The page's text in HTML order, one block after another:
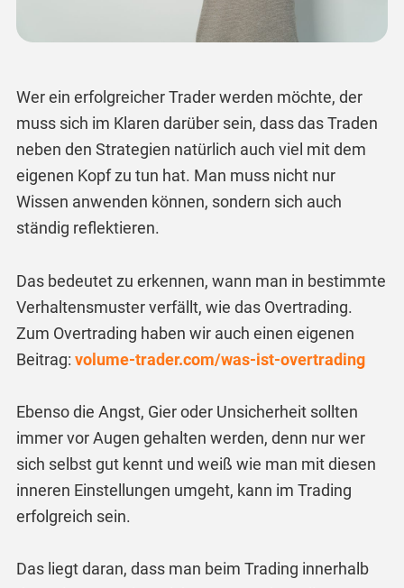
Wer ein erfolgreicher Trader werden möchte, der
muss sich im Klaren darüber sein, dass das Traden
neben den Strategien natürlich auch viel mit dem
eigenen Kopf zu tun hat. Man muss nicht nur
Wissen anwenden können, sondern sich auch
ständig reflektieren.
Das bedeutet zu erkennen, wann man in bestimmte
Verhaltensmuster verfällt, wie das Overtrading.
Zum Overtrading haben wir auch einen eigenen
Beitrag:volume-trader.com/was-ist-overtrading
Ebenso die Angst, Gier oder Unsicherheit sollten
immer vor Augen gehalten werden, denn nur wer
sich selbst gut kennt und weiß wie man mit diesen
inneren Einstellungen umgeht, kann im Trading
erfolgreich sein.
Das liegt daran, dass man beim Trading innerhalb